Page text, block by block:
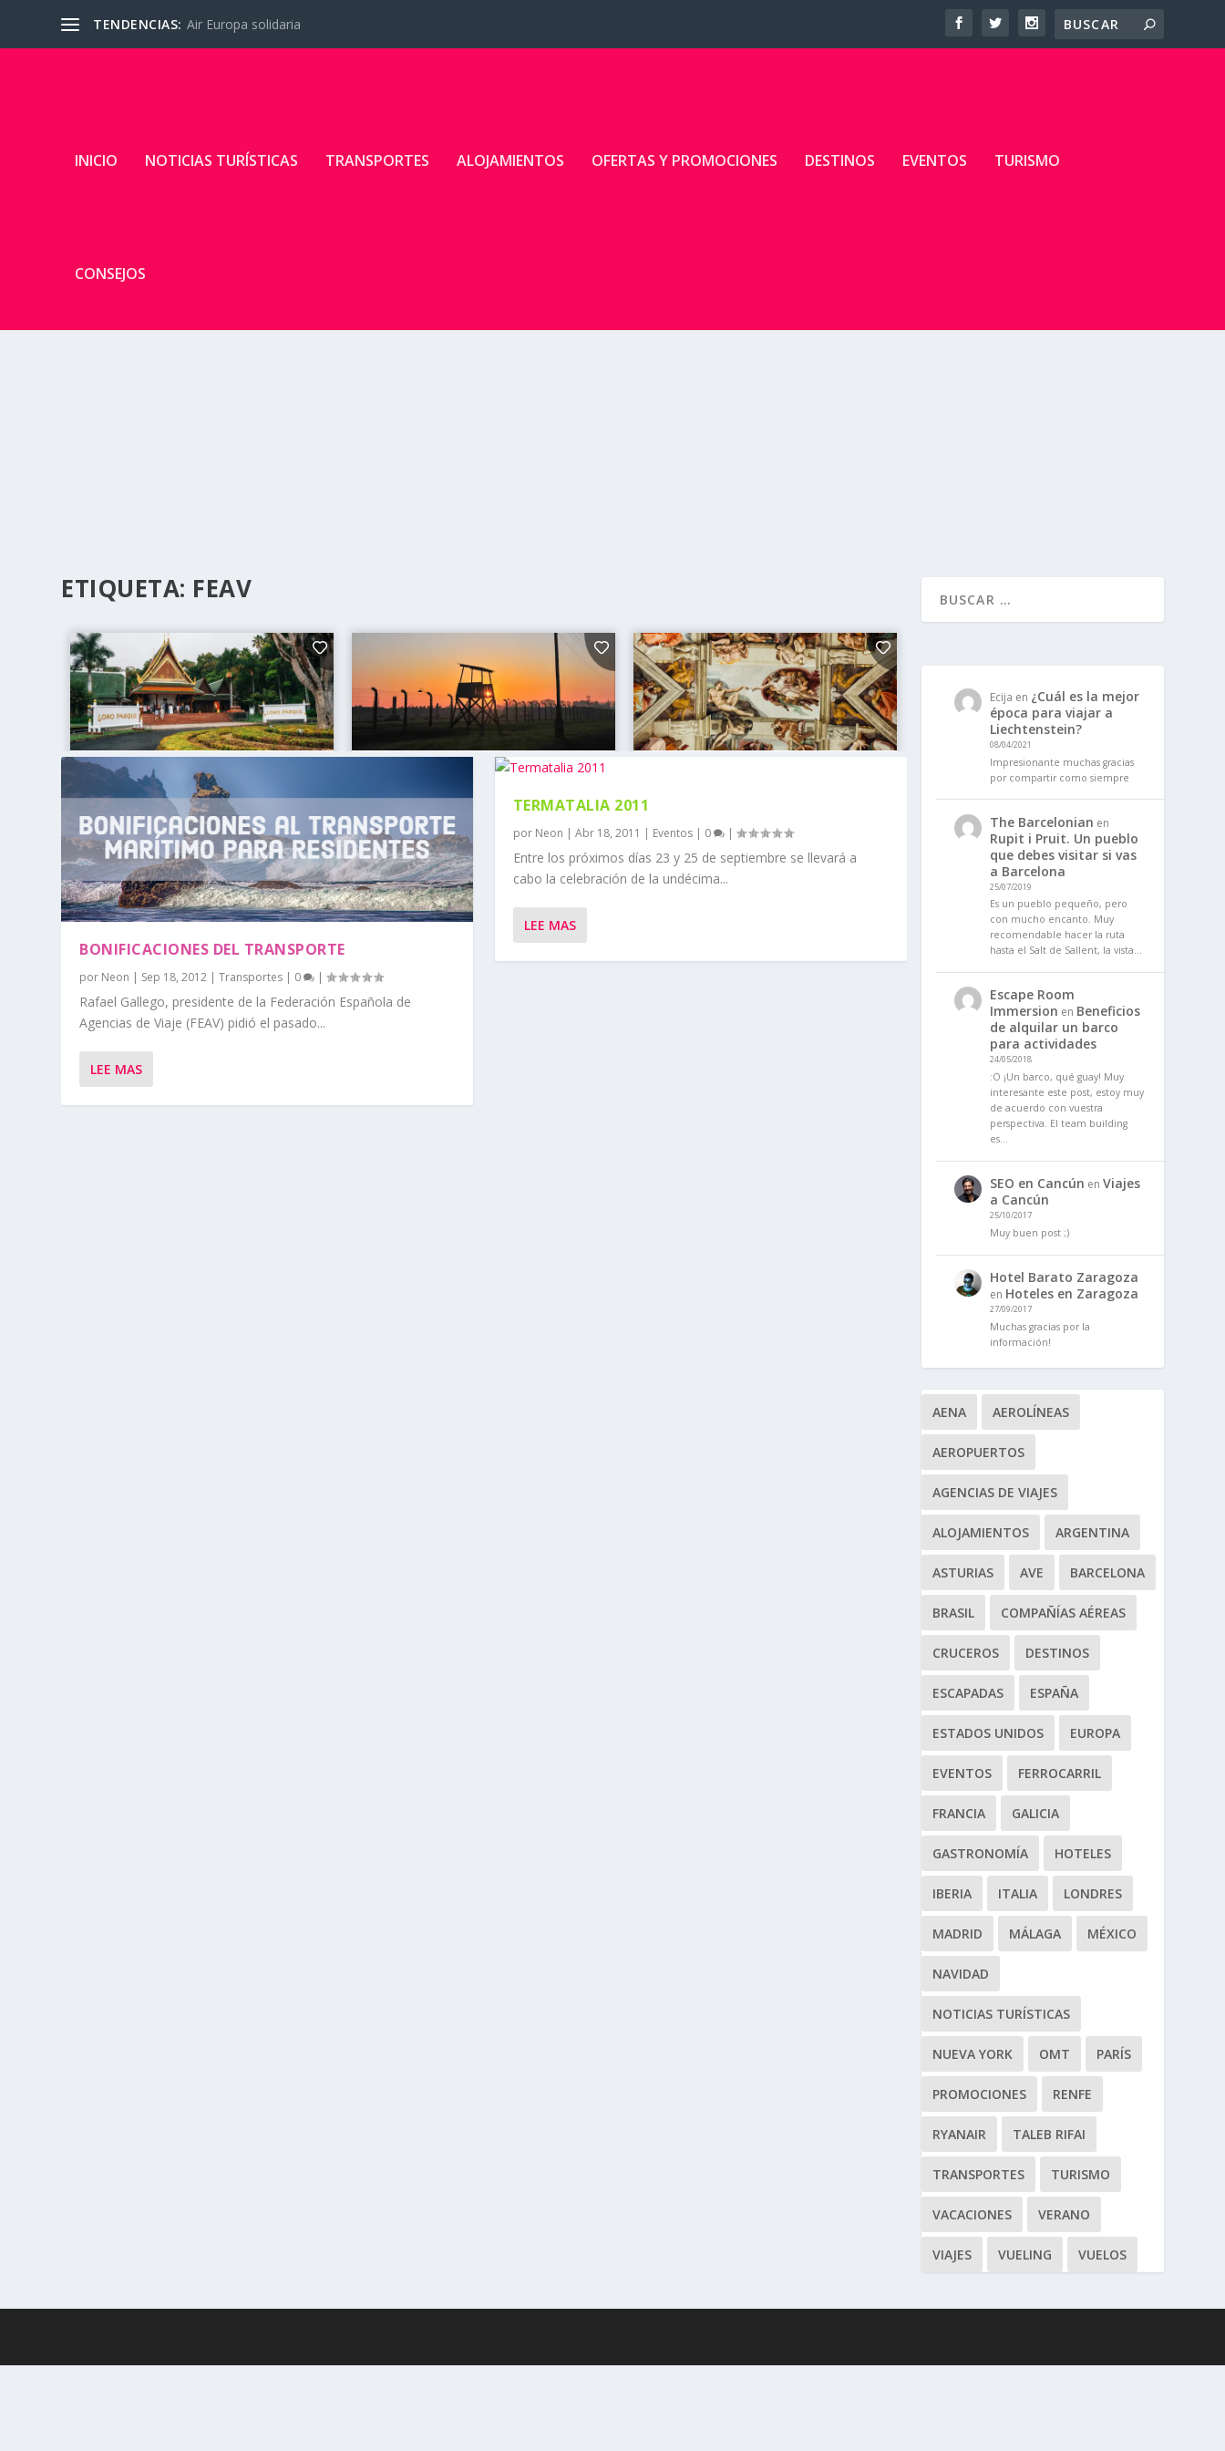
TENDENCIAS: Air Europa solidaria
INICIO NOTICIAS TURÍSTICAS TRANSPORTES ALOJAMIENTOS OFERTAS Y PROMOCIONES DESTINOS EVENTOS TURISMO
CONSEJOS
ETIQUETA: FEAV
BONIFICACIONES DEL TRANSPORTE
por Neon | Sep 18, 2012 |Transportes | 0 |
Rafael Gallego, presidente de la Federación Española de
Agencias de Viaje (FEAV) pidió el pasado...
LEE MAS
TERMATALIA 2011
por Neon | Abr 18, 2011 | Eventos| 0 |
Entre los próximos días 23 y 25 de septiembre se llevará a
cabo la celebración de la undécima...
LEE MAS
Ecija en ¿Cuál es la mejor
época para viajar a
Liechtenstein?
08/04/2021
Impresionante muchas gracias
por compartir como siempre
The Barcelonian en
Rupit i Pruit. Un pueblo
que debes visitar si vas
a Barcelona
25/07/2019
Es un pueblo pequeño, pero
con mucho encanto. Muy
recomendable hacer la ruta
hasta el Salt de Sallent, la vista…
Escape Room
Immersion en Beneficios
de alquilar un barco
para actividades
24/05/2018
:O ¡Un barco, qué guay! Muy
interesante este post, estoy muy
de acuerdo con vuestra
perspectiva. El team building
es…
SEO en Cancún en Viajes
a Cancún
25/10/2017
Muy buen post ;)
Hotel Barato Zaragoza
en Hoteles en Zaragoza
27/09/2017
Muchas gracias por la
información!
AENA AEROLÍNEAS
AEROPUERTOS
AGENCIAS DE VIAJES
ALOJAMIENTOS ARGENTINA
ASTURIAS AVE BARCELONA
BRASIL COMPAÑÍAS AÉREAS
CRUCEROS DESTINOS
ESCAPADAS ESPAÑA
ESTADOS UNIDOS EUROPA
EVENTOS FERROCARRIL
FRANCIA GALICIA
GASTRONOMÍA HOTELES
IBERIA ITALIA LONDRES
MADRID MÁLAGA MÉXICO
NAVIDAD
NOTICIAS TURÍSTICAS
NUEVA YORK OMT PARÍS
PROMOCIONES RENFE
RYANAIR TALEB RIFAI
TRANSPORTES TURISMO
VACACIONES VERANO
VIAJES VUELING VUELOS